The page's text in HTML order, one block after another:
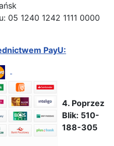
05 1240 1242 1111 0000
PayU:
4. Poprzez
Blik: 510-
188-305